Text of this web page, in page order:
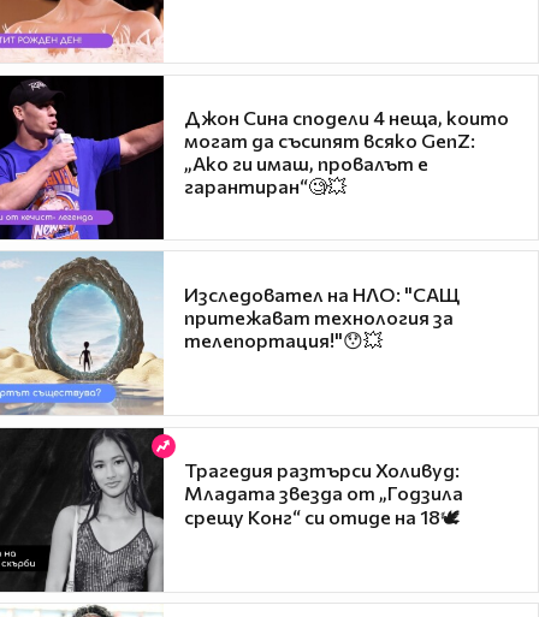
Джон Сина сподели 4 неща, които
могат да съсипят всяко GenZ:
„Ако ги имаш, провалът е
гарантиран“🧐💥
Изследовател на НЛО: "САЩ
притежават технология за
телепортация!"😯💥
Трагедия разтърси Холивуд:
Младата звезда от „Годзила
срещу Конг“ си отиде на 18🕊️